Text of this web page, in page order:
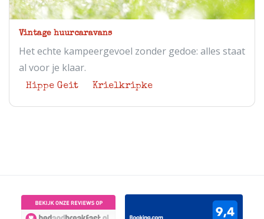
Vintage huurcaravans
Het echte kampeergevoel zonder gedoe: alles staat
al voor je klaar.
Hippe Geit Krielkripke